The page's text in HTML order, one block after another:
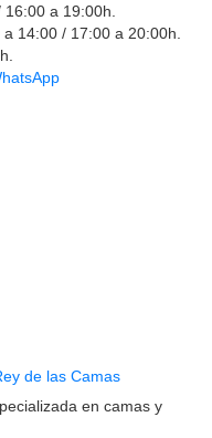
a 19:00h.
14:00 / 17:00 a 20:00h.
de las Camas
en camas y